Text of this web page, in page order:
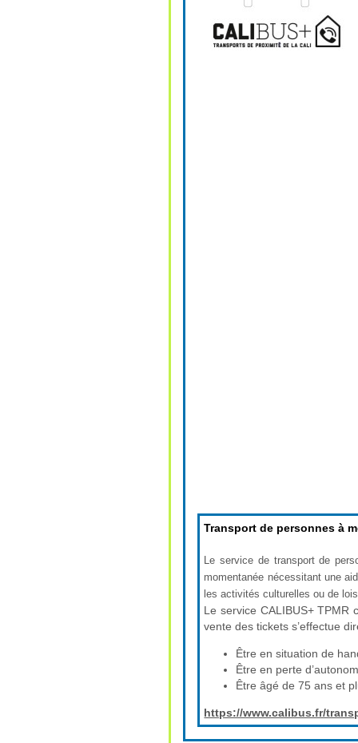
Transport de personnes à
Le service de transport de
momentanée nécessitant une
les activités culturelles ou de
Le service CALIBUS+ TPMR
vente des tickets s’effectue
Être en situation de
Être en perte
Être âgé de 75 ans et
https://www.calibus.fr/